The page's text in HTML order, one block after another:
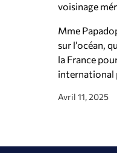
voisinage
Mme
sur l’océan,
la France
international
Avril 11, 2025